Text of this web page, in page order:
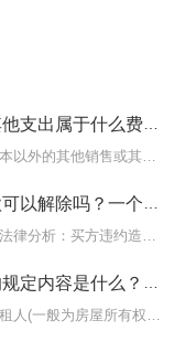
出属于什么费用？
其他业务支出包括核算企业除主营业务成本以外的其他销售或其他业务
一个月签合同是否合法？
商品房买卖合同买方无力还款可以解除吗法律分析：买方违约造成卖方
房屋租赁的原则是什么？
国家对房屋租赁的规定：房屋租赁是指出租人(一般为房屋所有权人)将